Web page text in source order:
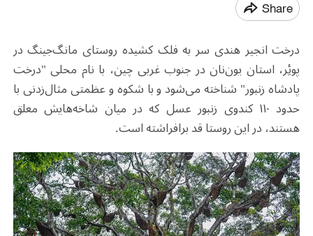
Share
درخت انجیر هندی سر به فلک کشیده روستای مانگ‌جینگ در
پوئِر، استان یون‌نان در جنوب غربی چین، با نام محلی "درخت
پادشاه زنبور" شناخته می‌شود و با شکوه و عظمتی مثال‌زدنی با
حدود ۱۱۰ کندوی زنبور عسل که در میان شاخه‌هایش معلق
هستند، در این روستا قد برافراشته است.